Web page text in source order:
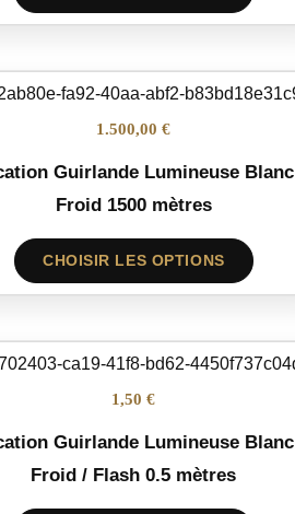
1.500,00 €
Guirlande Lumineuse Blanc
Froid 1500 mètres
CHOISIR LES OPTIONS
1,50 €
Guirlande Lumineuse Blanc
Froid / Flash 0.5 mètres